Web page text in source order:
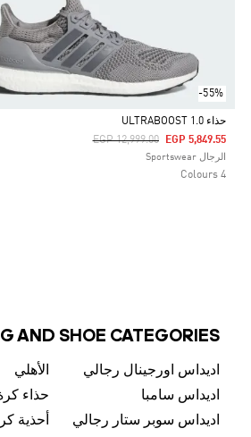
-55%
Selected
حذاء ULTRABOOST 1.0
Price Reduced From
EGP 12,999.00ToEGP 5,849.55
الرجال Sportswear
4 Colours
AND SHOE CATEGORIES
اديداس اورجينال رجالي الأهلي
اديداس سامبا
حذاء
اديداس سوبر ستار رجالي
أحذية